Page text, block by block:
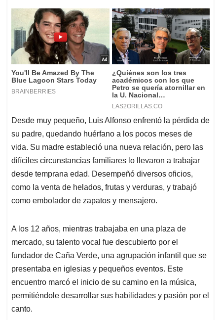
Desde muy pequeño, Luis Alfonso enfrentó la pérdida de
su padre, quedando huérfano a los pocos meses de
vida. Su madre estableció una nueva relación, pero las
difíciles circunstancias familiares lo llevaron a trabajar
desde temprana edad. Desempeñó diversos oficios,
como la venta de helados, frutas y verduras, y trabajó
como embolador de zapatos y mensajero.
A los 12 años, mientras trabajaba en una plaza de
mercado, su talento vocal fue descubierto por el
fundador de Caña Verde, una agrupación infantil que se
presentaba en iglesias y pequeños eventos. Este
encuentro marcó el inicio de su camino en la música,
permitiéndole desarrollar sus habilidades y pasión por el
canto.